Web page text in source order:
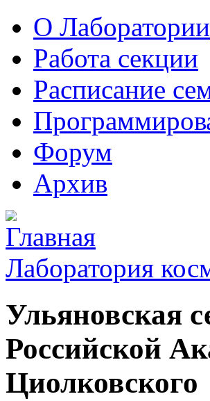
О Лаборатории
Работа секции
Расписание
Форум
Архив
Лаборатория
Ульяновская
Российской
Циолковского